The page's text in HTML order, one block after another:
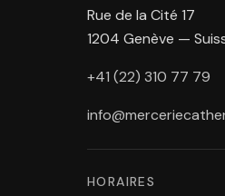
Rue de la Cité 17
1204 Genève —
+41 (22) 310 77 79
HORAIRES